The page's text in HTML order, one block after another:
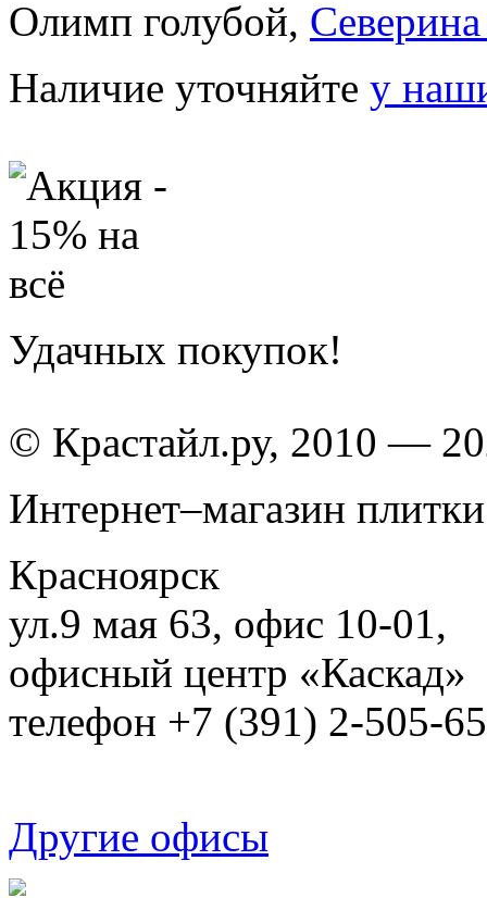
Олимп голубой,
Наличие уточняйте у
Удачных покупок!
© Крастайл.ру, 2010 —
Интернет–магазин
Красноярск
ул.9 мая 63, офис 10-01,
офисный центр «Каскад»
телефон +7 (391) 2-505-
Другие офисы